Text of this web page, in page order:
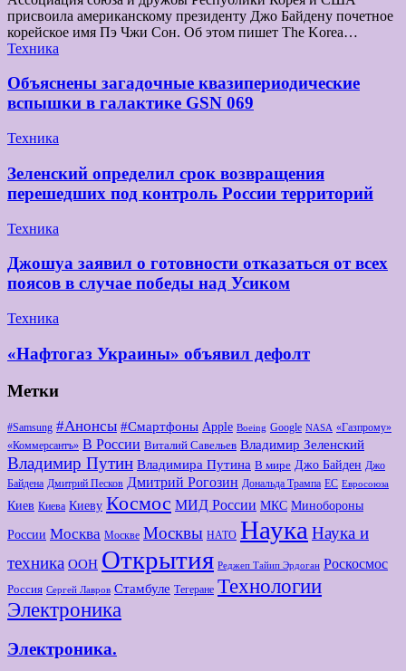
присвоила американскому президенту Джо Байдену почетное
корейское имя Пэ Чжи Сон. Об этом пишет The Korea…
Техника
Объяснены загадочные квазипериодические
вспышки в галактике GSN 069
Техника
Зеленский определил срок возвращения
перешедших под контроль России территорий
Техника
Джошуа заявил о готовности отказаться от всех
поясов в случае победы над Усиком
Техника
«Нафтогаз Украины» объявил дефолт
Метки
#Samsung #Анонсы #Смартфоны Apple Boeing Google NASA «Газпрому»
«Коммерсантъ» В России Виталий Савельев Владимир Зеленский
Владимир Путин Владимира Путина В мире Джо Байден Джо
Байдена Дмитрий Песков Дмитрий Рогозин Дональда Трампа ЕС Евросоюза
Киев Киева Киеву Космос МИД России МКС Минобороны
России Москва Москве Москвы НАТО Наука Наука и
техника ООН Открытия Реджеп Тайип Эрдоган Роскосмос
Россия Сергей Лавров Стамбуле Тегеране Технологии
Электроника
Электроника.